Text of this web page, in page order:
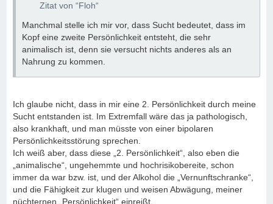
Zitat von “Floh“
Manchmal stelle ich mir vor, dass Sucht bedeutet, dass im
Kopf eine zweite Persönlichkeit entsteht, die sehr
animalisch ist, denn sie versucht nichts anderes als an
Nahrung zu kommen.
Ich glaube nicht, dass in mir eine 2. Persönlichkeit durch meine
Sucht entstanden ist. Im Extremfall wäre das ja pathologisch,
also krankhaft, und man müsste von einer bipolaren
Persönlichkeitsstörung sprechen.
Ich weiß aber, dass diese „2. Persönlichkeit“, also eben die
„animalische“, ungehemmte und hochrisikobereite, schon
immer da war bzw. ist, und der Alkohol die „Vernunftschranke“,
und die Fähigkeit zur klugen und weisen Abwägung, meiner
nüchternen „Persönlichkeit“ einreißt.